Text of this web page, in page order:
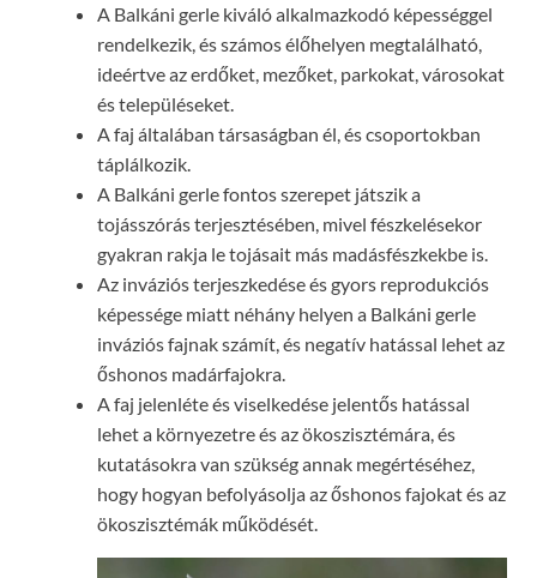
A Balkáni gerle kiváló alkalmazkodó képességgel
rendelkezik, és számos élőhelyen megtalálható,
ideértve az erdőket, mezőket, parkokat, városokat
és településeket.
A faj általában társaságban él, és csoportokban
táplálkozik.
A Balkáni gerle fontos szerepet játszik a
tojásszórás terjesztésében, mivel fészkelésekor
gyakran rakja le tojásait más madásfészkekbe is.
Az inváziós terjeszkedése és gyors reprodukciós
képessége miatt néhány helyen a Balkáni gerle
inváziós fajnak számít, és negatív hatással lehet az
őshonos madárfajokra.
A faj jelenléte és viselkedése jelentős hatással
lehet a környezetre és az ökoszisztémára, és
kutatásokra van szükség annak megértéséhez,
hogy hogyan befolyásolja az őshonos fajokat és az
ökoszisztémák működését.